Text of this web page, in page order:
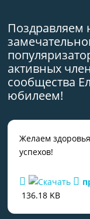
Поздравляем
активных
сообщества
юбилеем!
Желаем
успехов!
136.18 KB